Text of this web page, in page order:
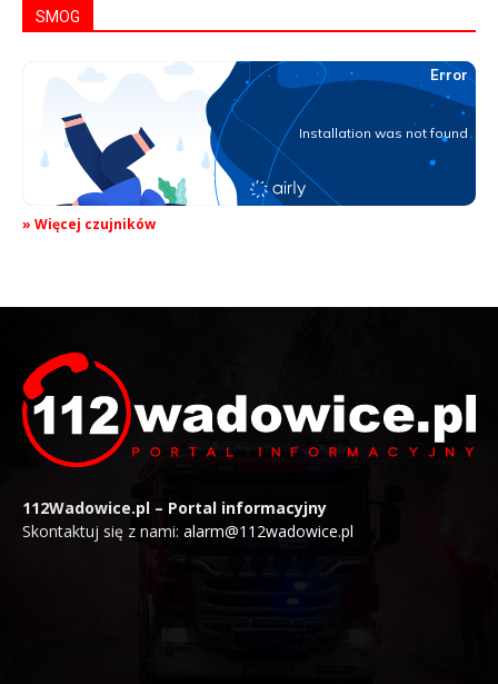
SMOG
» Więcej czujników
112Wadowice.pl – Portal informacyjny
Skontaktuj się z nami: alarm@112wadowice.pl